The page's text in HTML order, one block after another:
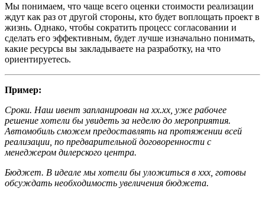
Мы понимаем, что чаще всего оценки стоимости реализации
ждут как раз от другой стороны, кто будет воплощать проект в
жизнь. Однако, чтобы сократить процесс согласовании и
сделать его эффективным, будет лучше изначально понимать,
какие ресурсы вы закладываете на разработку, на что
ориентируетесь.
Пример:
Сроки. Наш ивент запланирован на хх.хх, уже рабочее
решение хотели бы увидеть за неделю до мероприятия.
Автомобиль сможем предоставлять на протяжении всей
реализации, по предварительной договоренности с
менеджером дилерского центра.
Бюджет. В идеале мы хотели бы уложиться в ххх, готовы
обсуждать необходимость увеличения бюджета.